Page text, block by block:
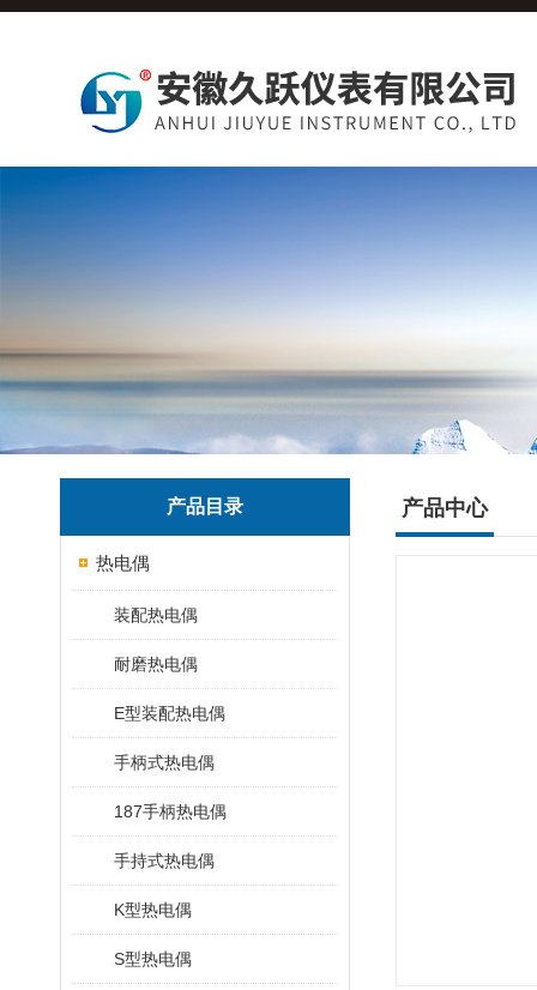
产品目录
热电偶
装配热电偶
耐磨热电偶
E型装配热电偶
手柄式热电偶
187手柄热电偶
手持式热电偶
K型热电偶
S型热电偶
产品中心